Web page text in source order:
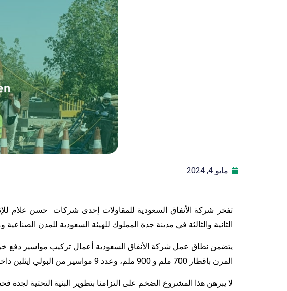
مايو 4, 2024
تفخر شركة الأنفاق السعودية للمقاولات إحدى شركات حسن علام
الثانية والثالثة في مدينة جدة المملوك للهيئة السعودية للمدن
المرن باقطار 700 ملم و 900 ملم، وعدد 9 مواسير من البولي ايثلين داخل مواسير الغلاف الخرساني.
لا يبرهن هذا المشروع الضخم على التزامنا بتطوير البنية التحتية